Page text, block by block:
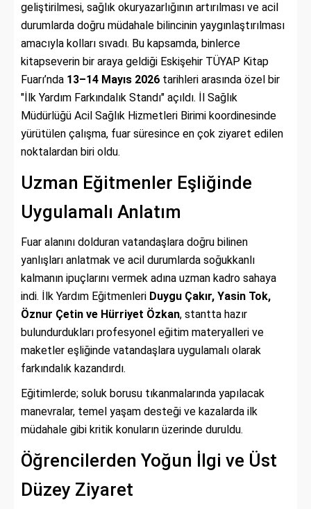
geliştirilmesi, sağlık okuryazarlığının artırılması ve acil
durumlarda doğru müdahale bilincinin yaygınlaştırılması
amacıyla kolları sıvadı. Bu kapsamda, binlerce
kitapseverin bir araya geldiği Eskişehir TÜYAP Kitap
Fuarı’nda 13–14 Mayıs 2026 tarihleri arasında özel bir
"İlk Yardım Farkındalık Standı" açıldı. İl Sağlık
Müdürlüğü Acil Sağlık Hizmetleri Birimi koordinesinde
yürütülen çalışma, fuar süresince en çok ziyaret edilen
noktalardan biri oldu.
Uzman Eğitmenler Eşliğinde
Uygulamalı Anlatım
Fuar alanını dolduran vatandaşlara doğru bilinen
yanlışları anlatmak ve acil durumlarda soğukkanlı
kalmanın ipuçlarını vermek adına uzman kadro sahaya
indi. İlk Yardım Eğitmenleri Duygu Çakır, Yasin Tok,
Öznur Çetin ve Hürriyet Özkan, stantta hazır
bulundurdukları profesyonel eğitim materyalleri ve
maketler eşliğinde vatandaşlara uygulamalı olarak
farkındalık kazandırdı.
Eğitimlerde; soluk borusu tıkanmalarında yapılacak
manevralar, temel yaşam desteği ve kazalarda ilk
müdahale gibi kritik konuların üzerinde duruldu.
Öğrencilerden Yoğun İlgi ve Üst
Düzey Ziyaret